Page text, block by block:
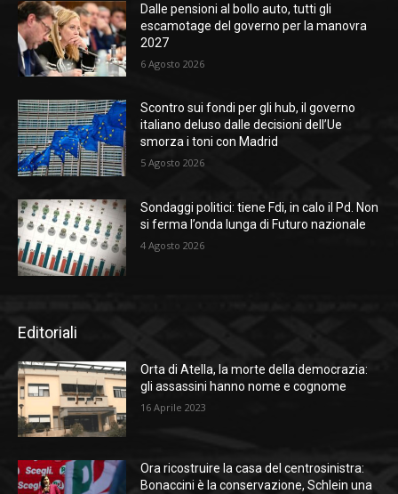
Dalle pensioni al bollo auto, tutti gli
escamotage del governo per la manovra
2027
6 Agosto 2026
Scontro sui fondi per gli hub, il governo
italiano deluso dalle decisioni dell’Ue
smorza i toni con Madrid
5 Agosto 2026
Sondaggi politici: tiene Fdi, in calo il Pd. Non
si ferma l’onda lunga di Futuro nazionale
4 Agosto 2026
Editoriali
Orta di Atella, la morte della democrazia:
gli assassini hanno nome e cognome
16 Aprile 2023
Ora ricostruire la casa del centrosinistra:
Bonaccini è la conservazione, Schlein una